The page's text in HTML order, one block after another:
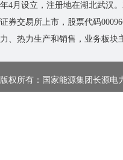
年4月设立，注册地在湖北武汉
证券交易所上市，股票代码
力、热力生产和销售，业务板块
版权所有：国家能源集团长源电